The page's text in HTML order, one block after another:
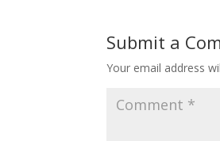
Submit a
Your email address